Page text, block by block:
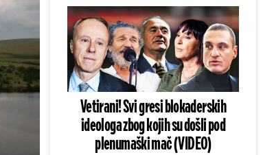
Vetirani! Svi gresi blokaderskih
ideologa zbog kojih su došli pod
plenumaški mač (VIDEO)